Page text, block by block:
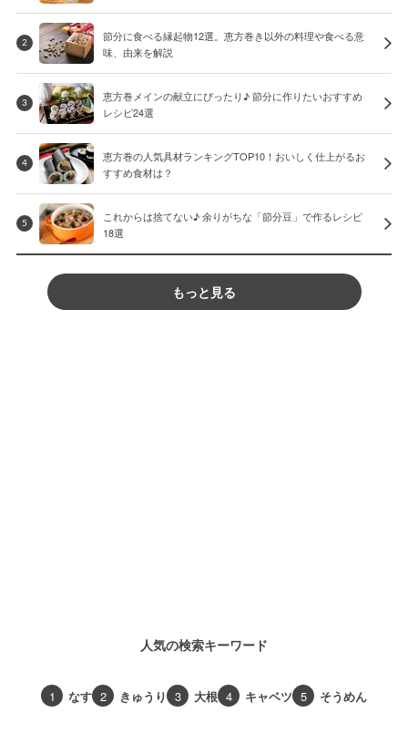
2
節分に食べる縁起物12選。恵方巻き以外の料理や食べる意
味、由来を解説
3
恵方巻メインの献立にぴったり♪ 節分に作りたいおすすめ
レシピ24選
4
恵方巻の人気具材ランキングTOP10！おいしく仕上がるお
すすめ食材は？
5
これからは捨てない♪ 余りがちな「節分豆」で作るレシピ
18選
もっと見る
人気の検索キーワード
1 なす 2 きゅうり 3 大根 4 キャベツ 5 そうめん